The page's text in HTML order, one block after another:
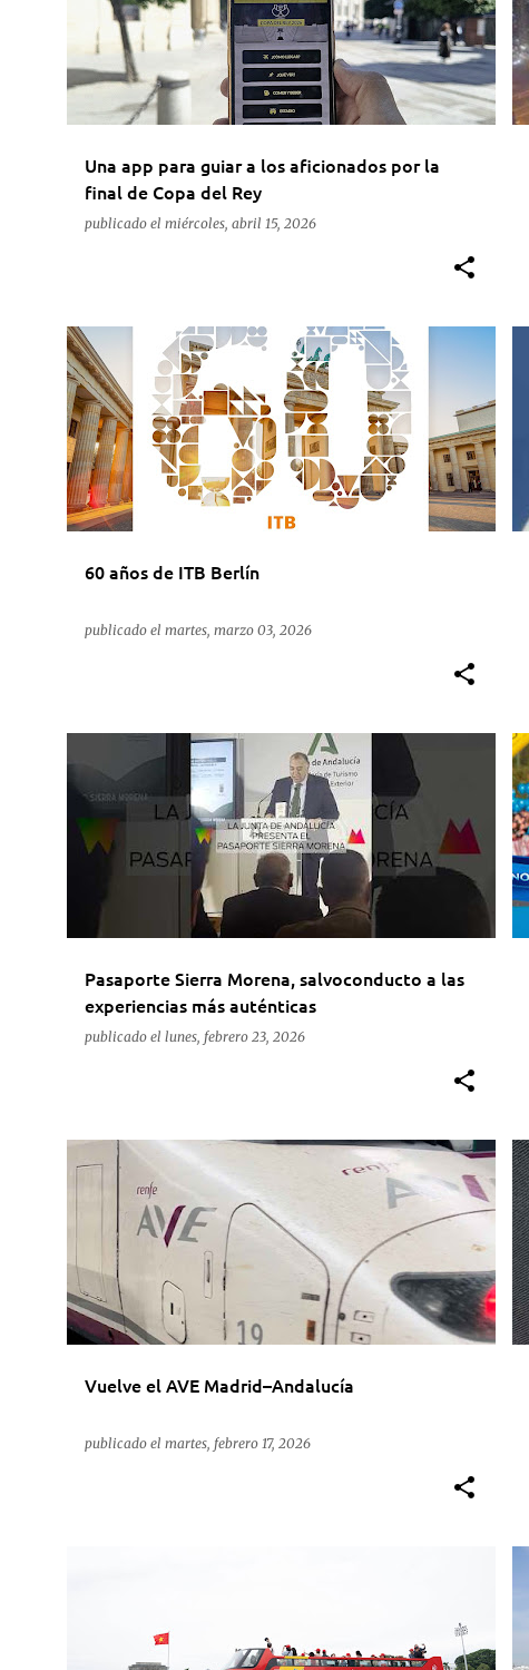
a
d
Una app para guiar a los aficionados por la
final de Copa del Rey
publicado el miércoles, abril 15, 2026
60 años de ITB Berlín
publicado el martes, marzo 03, 2026
ACTUALIDAD BERLÍN FERIAS ITB
Pasaporte Sierra Morena, salvoconducto a las
experiencias más auténticas
publicado el lunes, febrero 23, 2026
ACTUALIDAD JUNTA DE ANDALUCÍA SEVILLA
SIERRA MORENA SEVILLANA
Vuelve el AVE Madrid–Andalucía
publicado el martes, febrero 17, 2026
ACCIDENTE ACTUALIDAD TRANSPORTE